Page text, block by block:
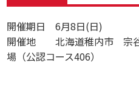
開催期日 6月8日(日)
開催地 北海道稚内市 宗谷
場（公認コース406）